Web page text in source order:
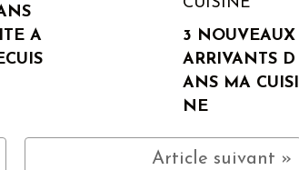
A
3 NOUVEAUX
ARRIVANTS D
ANS MA CUISI
NE